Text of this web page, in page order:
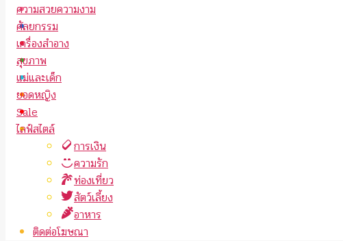
ความสวยความงาม
ศัลยกรรม
เครื่องสำอาง
สุขภาพ
แม่และเด็ก
ยอดหญิง
Sale
ไลฟ์สไตล์
การเงิน
ความรัก
ท่องเที่ยว
สัตว์เลี้ยง
อาหาร
ติดต่อโฆษณา